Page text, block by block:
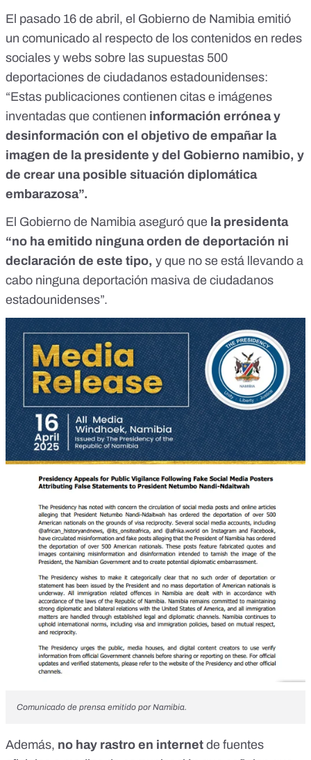
El pasado 16 de abril, el Gobierno de Namibia emitió
un comunicado al respecto de los contenidos en redes
sociales y webs sobre las supuestas 500
deportaciones de ciudadanos estadounidenses:
“Estas publicaciones contienen citas e imágenes
inventadas que contienen información errónea y
desinformación con el objetivo de empañar la
imagen de la presidente y del Gobierno namibio, y
de crear una posible situación diplomática
embarazosa”.
El Gobierno de Namibia aseguró que la presidenta
“no ha emitido ninguna orden de deportación ni
declaración de este tipo, y que no se está llevando a
cabo ninguna deportación masiva de ciudadanos
estadounidenses”.
Comunicado de prensa emitido por Namibia.
Además, no hay rastro en internet de fuentes